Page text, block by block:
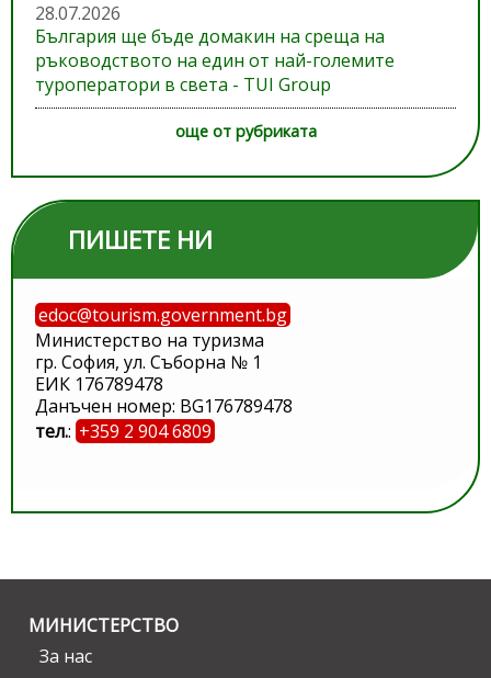
28.07.2026
България ще бъде домакин на среща на
ръководството на един от най-големите
туроператори в света - TUI Group
още от рубриката
ПИШЕТЕ НИ
edoc@tourism.government.bg
Министерство на туризма
гр. София, ул. Съборна № 1
ЕИК 176789478
Данъчен номер: BG176789478
тел.: +359 2 904 6809
МИНИСТЕРСТВО
За нас